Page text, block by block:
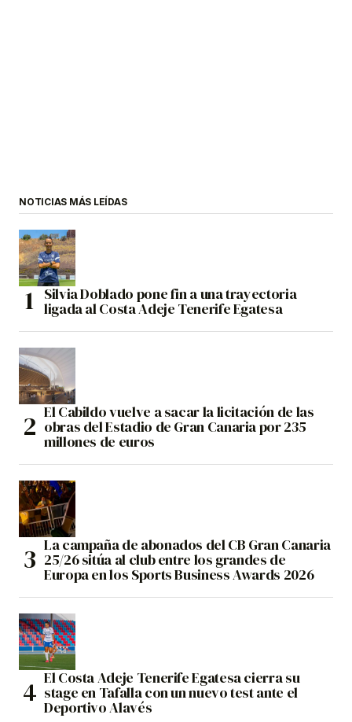
NOTICIAS MÁS LEÍDAS
Silvia Doblado pone fin a una trayectoria
ligada al Costa Adeje Tenerife Egatesa
El Cabildo vuelve a sacar la licitación de las
obras del Estadio de Gran Canaria por 235
millones de euros
La campaña de abonados del CB Gran Canaria
25/26 sitúa al club entre los grandes de
Europa en los Sports Business Awards 2026
El Costa Adeje Tenerife Egatesa cierra su
stage en Tafalla con un nuevo test ante el
Deportivo Alavés